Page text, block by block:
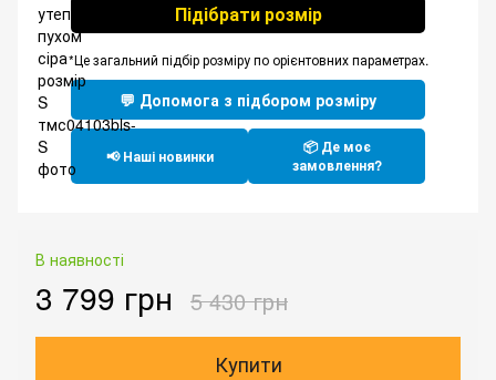
Підібрати розмір
*Це загальний підбір розміру по орієнтовних параметрах.
💬 Допомога з підбором розміру
📢 Наші новинки
📦 Де моє
замовлення?
В наявності
3 799 грн 5 430 грн
Купити